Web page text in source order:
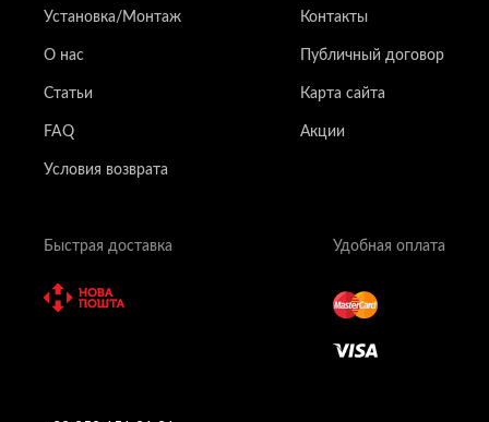
Установка/Монтаж Контакты
О нас Публичный договор
Статьи Карта сайта
FAQ Акции
Условия возврата
Быстрая доставка Удобная оплата